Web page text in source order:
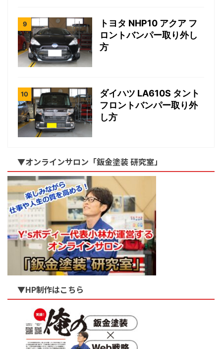
トヨタ NHP10 アクア フ
ロントバンパー取り外し
方
ダイハツ LA610S タント
フロントバンパー取り外
し方
▼オンラインサロン「鈑金塗装 研究室」
▼HP制作はこちら